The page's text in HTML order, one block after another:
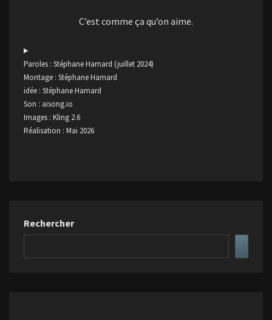
C’est comme ça qu’on aime.
Paroles : Stéphane Hamard (juillet 2024)
Montage : Stéphane Hamard
idée : Stéphane Hamard
Son : aisong.io
Images : Kling 2.6
Réalisation : Mai 2026
Rechercher